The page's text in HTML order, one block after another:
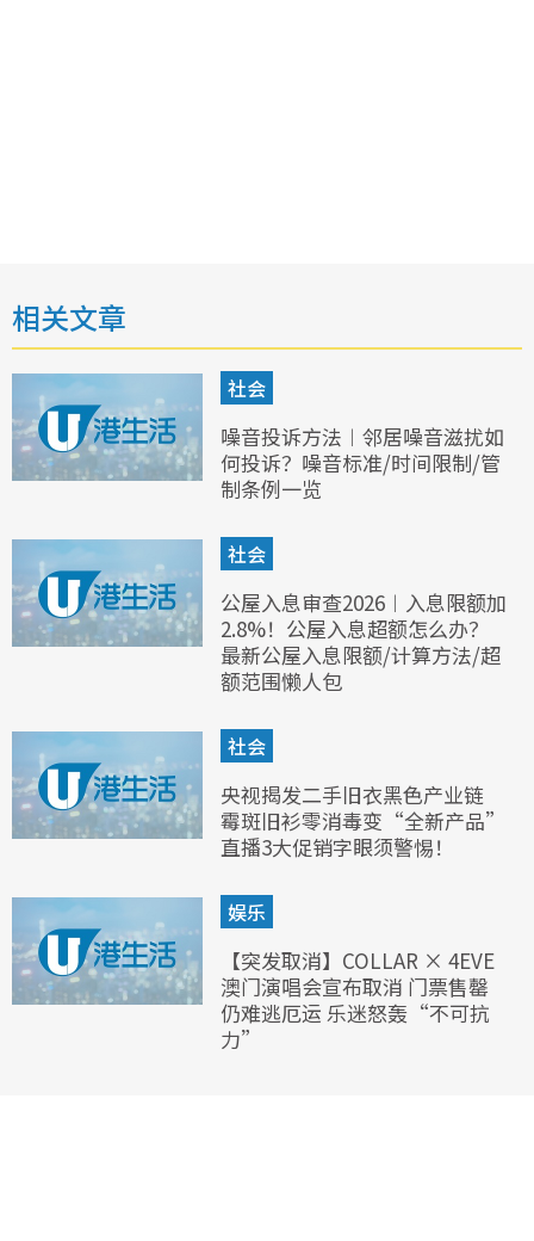
相关文章
社会
噪音投诉方法︱邻居噪音滋扰如
何投诉？噪音标准/时间限制/管
制条例一览
社会
公屋入息审查2026︱入息限额加
2.8%！公屋入息超额怎么办？
最新公屋入息限额/计算方法/超
额范围懒人包
社会
央视揭发二手旧衣黑色产业链
霉斑旧衫零消毒变“全新产品”
直播3大促销字眼须警惕！
娱乐
【突发取消】COLLAR × 4EVE
澳门演唱会宣布取消 门票售罄
仍难逃厄运 乐迷怒轰“不可抗
力”